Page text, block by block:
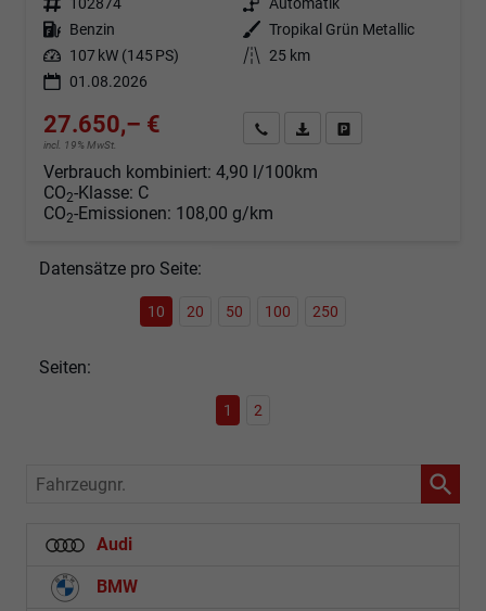
Kraftstoff Benzin Außenfarbe Tropikal Grün Metallic
Leistung 107 kW (145 PS) Kilometerstand 25 km
01.08.2026
27.650,– €
incl. 19% MwSt.
Angebot anfordern
Fahrzeugexpose (PDF)
Verbrauch kombiniert: 4,90 l/100km
CO2-Klasse: C
CO2-Emissionen: 108,00 g/km
Datensätze pro Seite:
10 20 50 100 250
Seiten:
1 2
Fahrzeugnr.
Audi
BMW